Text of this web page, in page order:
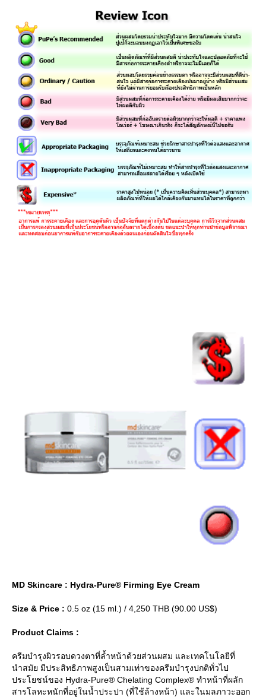
MD Skincare : Hydra-Pure® Firming Eye Cream
Size & Price : 0.5 oz (15 ml.) / 4,250 THB (90.00 US$)
Product Claims :
ครีมบำรุงผิวรอบดวงตาที่ล้ำหน้าด้วยส่วนผสม และเทคโนโลยีที่
นำสมัย มีประสิทธิภาพสูงเป็นสามเท่าของครีมบำรุงปกติทั่วไป
ประโยชน์ของ Hydra-Pure® Chelating Complex® ทำหน้าที่ผลัก
สารโลหะหนักที่อยู่ในน้ำประปา (ที่ใช้ล้างหน้า) และในมลภาวะออก